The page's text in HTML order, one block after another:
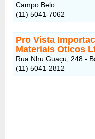
Campo Belo
(11) 5041-7062
Pro Vista
Materiais Oticos
Rua Nhu Guaçu, 248 -
(11) 5041-2812